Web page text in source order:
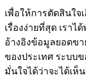
เพื่อให้การตัดสินใ
เรื่องง่ายที่สุด เรา
อ้างอิงข้อมูลยอดขา
ของประเทศ ระบบข
มั่นใจได้ว่าจะได้เ